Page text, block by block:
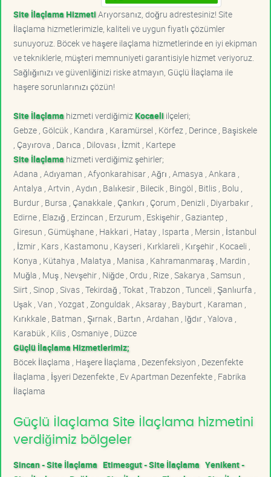
Site İlaçlama HizmetiArıyorsanız, doğru adrestesiniz! Site
İlaçlama hizmetlerimizle, kaliteli ve uygun fiyatlı çözümler
sunuyoruz. Böcek ve haşere ilaçlama hizmetlerinde en iyi ekipman
ve tekniklerle, müşteri memnuniyeti garantisiyle hizmet veriyoruz.
Sağlığınızı ve güvenliğinizi riske atmayın, Güçlü İlaçlama ile
haşere sorunlarınızı çözün!
Site İlaçlama hizmeti verdiğimiz Kocaeli ilçeleri;
Gebze , Gölcük , Kandıra , Karamürsel , Körfez , Derince , Başiskele
, Çayırova , Darıca , Dilovası , İzmit , Kartepe
Site İlaçlama hizmeti verdiğimiz şehirler;
Adana , Adıyaman , Afyonkarahisar , Ağrı , Amasya , Ankara ,
Antalya , Artvin , Aydın , Balıkesir , Bilecik , Bingöl , Bitlis , Bolu ,
Burdur , Bursa , Çanakkale , Çankırı , Çorum , Denizli , Diyarbakır ,
Edirne , Elazığ , Erzincan , Erzurum , Eskişehir , Gaziantep ,
Giresun , Gümüşhane , Hakkari , Hatay , Isparta , Mersin , İstanbul
, İzmir , Kars , Kastamonu , Kayseri , Kırklareli , Kırşehir , Kocaeli ,
Konya , Kütahya , Malatya , Manisa , Kahramanmaraş , Mardin ,
Muğla , Muş , Nevşehir , Niğde , Ordu , Rize , Sakarya , Samsun ,
Siirt , Sinop , Sivas , Tekirdağ , Tokat , Trabzon , Tunceli , Şanlıurfa ,
Uşak , Van , Yozgat , Zonguldak , Aksaray , Bayburt , Karaman ,
Kırıkkale , Batman , Şırnak , Bartın , Ardahan , Iğdır , Yalova ,
Karabük , Kilis , Osmaniye , Düzce
Güçlü İlaçlama Hizmetlerimiz;
Böcek İlaçlama , Haşere İlaçlama , Dezenfeksiyon , Dezenfekte
İlaçlama , İşyeri Dezenfekte , Ev Apartman Dezenfekte , Fabrika
İlaçlama
Güçlü İlaçlama Site İlaçlama hizmetini
verdiğimiz bölgeler
Sincan - Site İlaçlama Etimesgut - Site İlaçlama Yenikent -